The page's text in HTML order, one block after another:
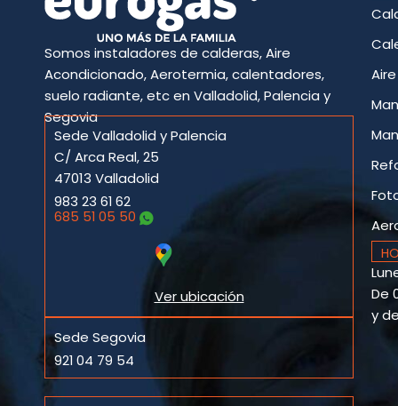
Somos instaladores de calderas, Aire
Acondicionado, Aerotermia, calentadores,
suelo radiante, etc en Valladolid, Palencia y
Segovia
Sede Valladolid y Palencia
C/ Arca Real, 25
47013 Valladolid
983 23 61 62
685 51 05 50
Ver ubicación
Sede Segovia
921 04 79 54
De
y